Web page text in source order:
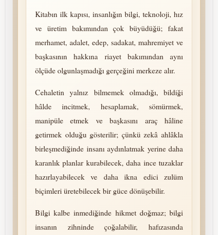
Kitabın ilk kapısı, insanlığın bilgi, tek­no­lo­ji, hız
ve üretim bakımından çok büyüdüğü; fakat
merhamet, adalet, edep, sadakat, mah­re­mi­yet ve
başkasının hakkına riayet bakımından aynı
ölçüde ol­gun­laş­madığı gerçeğini merkeze alır.
Cehaletin yalnız bilmemek olmadığı, bildiği
hâlde incitmek, hesaplamak, sömürmek,
manipüle etmek ve başkasını araç hâline
getirmek olduğu gösterilir; çünkü zekâ ahlâkla
birleşmediğinde insanı aydınlatmak yerine daha
karanlık planlar kurabilecek, daha ince tuzaklar
hazırlayabilecek ve daha ikna edici zulüm
biçimleri üretebilecek bir güce dönüşebilir.
Bilgi kalbe inmediğinde hikmet doğmaz; bilgi
insanın zihninde çoğalabilir, hafızasında